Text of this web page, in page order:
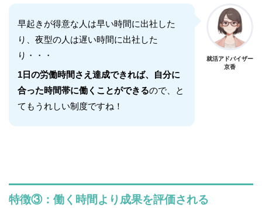
早起きが得意な人は早い時間に出社した
り、夜型の人は遅い時間に出社した
り・・・
1日の労働時間さえ達成できれば、自分に
合った時間帯に働くことができるので、と
てもうれしい制度ですね！
就活アドバイザー
京香
特徴③：働く時間より成果を評価される